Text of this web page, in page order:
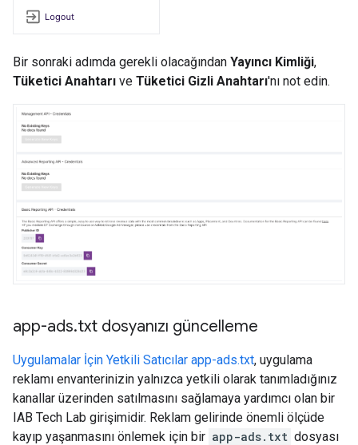
Bir sonraki adımda gerekli olacağından Yayıncı Kimliği,
Tüketici Anahtarı ve Tüketici Gizli Anahtarı'nı not edin.
app-ads.txt dosyanızı güncelleme
Uygulamalar İçin Yetkili Satıcılar app-ads.txt, uygulama
reklamı envanterinizin yalnızca yetkili olarak tanımladığınız
kanallar üzerinden satılmasını sağlamaya yardımcı olan bir
IAB Tech Lab girişimidir. Reklam gelirinde önemli ölçüde
kayıp yaşanmasını önlemek için bir app-ads.txt dosyası